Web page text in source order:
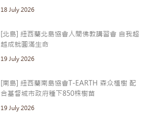
18 July 2026
[北島] 紐西蘭北島協會人間佛教講習會 自我超
越成就圓滿生命
19 July 2026
[南島] 紐西蘭南島協會T-EARTH 森众植樹 配
合基督城市政府種下850株樹苗
19 July 2026